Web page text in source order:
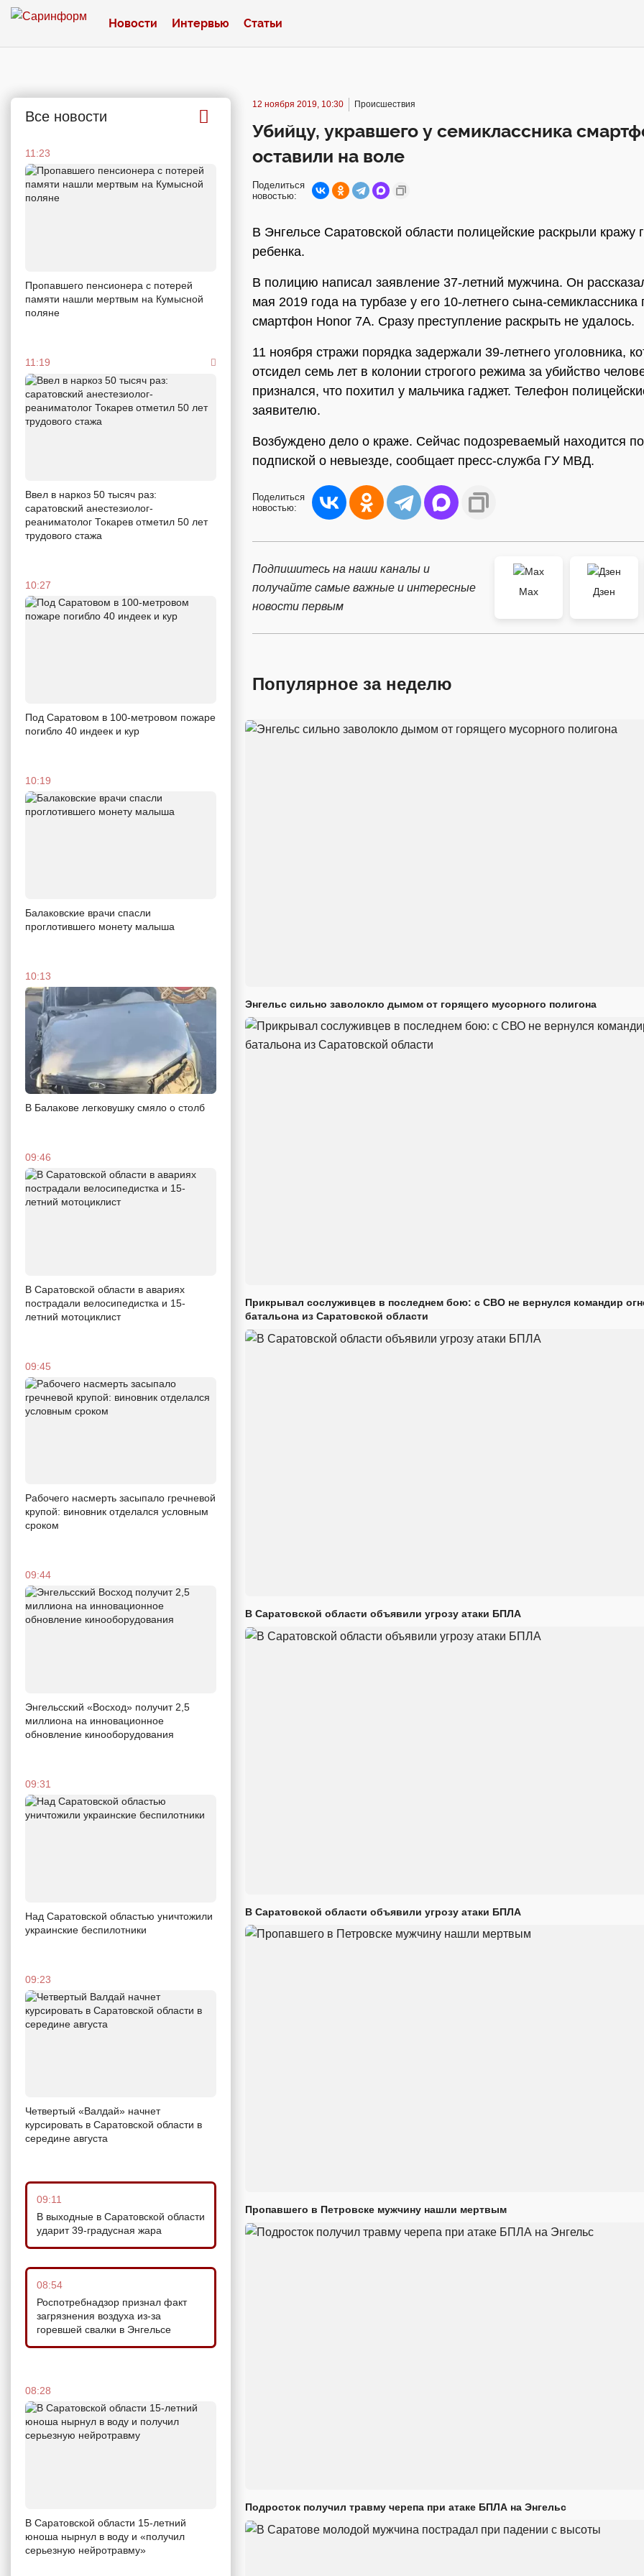
Новости Интервью Статьи
Все новости
11:23
Пропавшего пенсионера с потерей
памяти нашли мертвым на Кумысной
поляне
11:19
Ввел в наркоз 50 тысяч раз:
саратовский анестезиолог-
реаниматолог Токарев отметил 50 лет
трудового стажа
10:27
Под Саратовом в 100-метровом пожаре
погибло 40 индеек и кур
10:19
Балаковские врачи спасли
проглотившего монету малыша
10:13
В Балакове легковушку смяло о столб
09:46
В Саратовской области в авариях
пострадали велосипедистка и 15-
летний мотоциклист
09:45
Рабочего насмерть засыпало гречневой
крупой: виновник отделался условным
сроком
09:44
Энгельсский «Восход» получит 2,5
миллиона на инновационное
обновление кинооборудования
09:31
Над Саратовской областью уничтожили
украинские беспилотники
09:23
Четвертый «Валдай» начнет
курсировать в Саратовской области в
середине августа
09:11
В выходные в Саратовской области
ударит 39-градусная жара
08:54
Роспотребнадзор признал факт
загрязнения воздуха из-за
горевшей свалки в Энгельсе
08:28
В Саратовской области 15-летний
юноша нырнул в воду и «получил
серьезную нейротравму»
12 ноября 2019, 10:30 Происшествия
Убийцу, укравшего у семиклассника
оставили на воле
Поделиться
новостью:
В Энгельсе Саратовской области полицейские раскрыли кражу
ребенка.
В полицию написал заявление 37-летний мужчина. Он
мая 2019 года на турбазе у его 10-летнего сына-семиклассника
смартфон Honor 7A. Сразу преступление раскрыть не удалось.
11 ноября стражи порядка задержали 39-летнего уголовника,
отсидел семь лет в колонии строгого режима за убийство
признался, что похитил у мальчика гаджет. Телефон
заявителю.
Возбуждено дело о краже. Сейчас подозреваемый находится
подпиской о невыезде, сообщает пресс-служба ГУ МВД.
Поделиться
новостью:
Подпишитесь на наши каналы и
получайте самые важные и интересные
новости первым
Max
Дзен
Популярное за неделю
Энгельс сильно заволокло дымом от горящего мусорного полигона
Прикрывал сослуживцев в последнем бою: с СВО не вернулся командир
батальона из Саратовской области
В Саратовской области объявили угрозу атаки БПЛА
В Саратовской области объявили угрозу атаки БПЛА
Пропавшего в Петровске мужчину нашли мертвым
Подросток получил травму черепа при атаке БПЛА на Энгельс